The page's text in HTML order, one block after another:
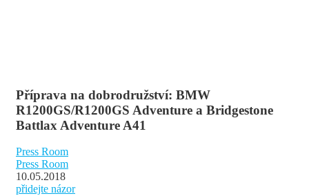
Příprava na dobrodružství: BMW
R1200GS/R1200GS Adventure a Bridgestone
Battlax Adventure A41
Press Room
Press Room
10.05.2018
přidejte názor